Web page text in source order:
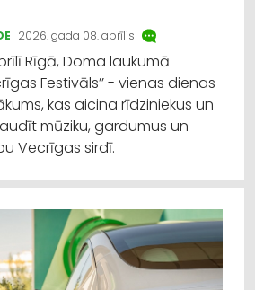
2026. gada 08. aprīlis
Rīgā, Doma laukumā
Festivāls’’ - vienas dienas
kas aicina rīdziniekus un
mūziku, gardumus un
Vecrīgas sirdī.